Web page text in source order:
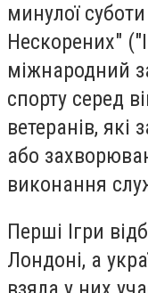
минулої
Нескорених"
міжнародний
спорту серед
ветеранів,
або
виконання
Перші Ігри
Лондоні, а